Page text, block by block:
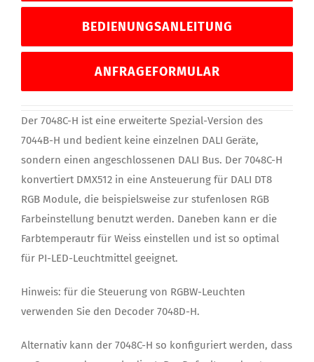
BEDIENUNGSANLEITUNG
ANFRAGEFORMULAR
Der 7048C-H ist eine erweiterte Spezial-Version des
7044B-H und bedient keine einzelnen DALI Geräte,
sondern einen angeschlossenen DALI Bus. Der 7048C-H
konvertiert DMX512 in eine Ansteuerung für DALI DT8
RGB Module, die beispielsweise zur stufenlosen RGB
Farbeinstellung benutzt werden. Daneben kann er die
Farbtemperautr für Weiss einstellen und ist so optimal
für PI-LED-Leuchtmittel geeignet.
Hinweis: für die Steuerung von RGBW-Leuchten
verwenden Sie den Decoder 7048D-H.
Alternativ kann der 7048C-H so konfiguriert werden, dass